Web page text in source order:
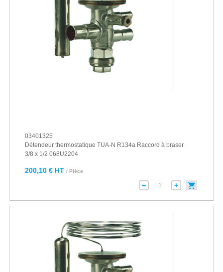
03401325
Détendeur thermostatique TUA-N R134a Raccord à braser
3/8 x 1/2 068U2204
200,10 € HT / Pièce